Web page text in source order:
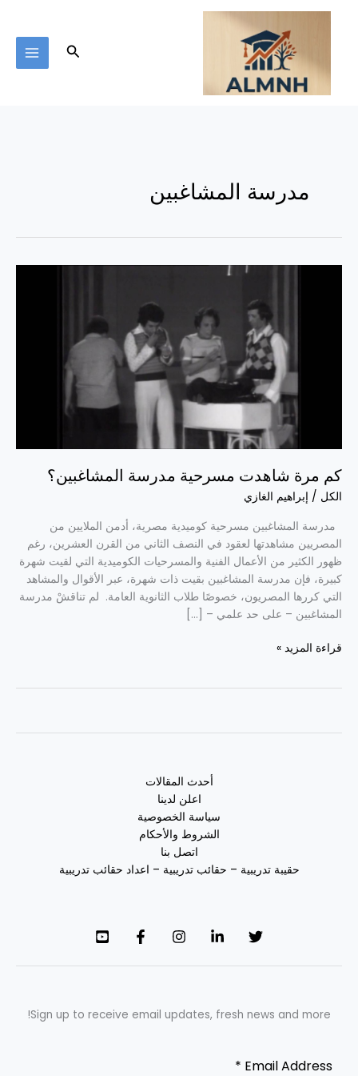
تخطي
البحث
مدرسة المشاغبين
كم مرة شاهدت مسرحية مدرسة المشاغبين؟
الكل / إبراهيم الغازي
مدرسة المشاغبين مسرحية كوميدية مصرية، أدمن الملايين من
المصريين مشاهدتها لعقود في النصف الثاني من القرن العشرين، رغم
ظهور الكثير من الأعمال الفنية والمسرحيات الكوميدية التي لقيت شهرة
كبيرة، فإن مدرسة المشاغبين بقيت ذات شهرة، عبر الأقوال والمشاهد
التي كررها المصريون، خصوصًا طلاب الثانوية العامة. لم تناقشْ مدرسة
المشاغبين – على حد علمي – […]
قراءة المزيد »
أحدث المقالات
اعلن لدينا
سياسة الخصوصية
الشروط والأحكام
اتصل بنا
حقيبة تدريبية – حقائب تدريبية – اعداد حقائب تدريبية
Sign up to receive email updates, fresh news and more!